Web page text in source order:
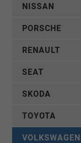
NISSAN
PORSCHE
RENAULT
SEAT
SKODA
TOYOTA
VOLKSWAGEN